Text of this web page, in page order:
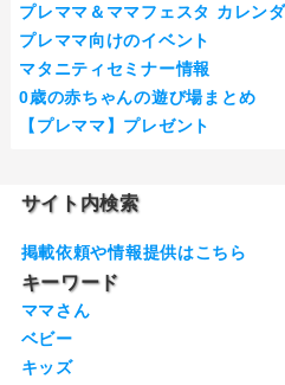
プレママ＆ママフェスタ カレン
プレママ向けのイベント
マタニティセミナー情報
0歳の赤ちゃんの遊び場まとめ
【プレママ】プレゼント
サイト内検索
掲載依頼や情報提供はこちら
キーワード
ママさん
ベビー
キッズ